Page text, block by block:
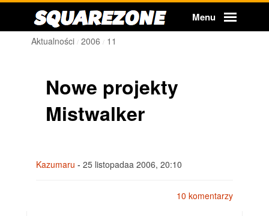
Squarezone Menu
Aktualności 2006 11
Nowe projekty
Mistwalker
Kazumaru - 25 listopadaa 2006, 20:10
10 komentarzy